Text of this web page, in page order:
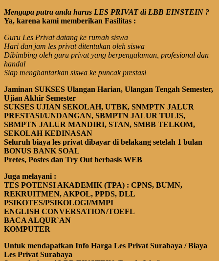
Mengapa putra anda harus LES PRIVAT di LBB EINSTEIN ?
Ya, karena kami memberikan Fasilitas :
Guru Les Privat datang ke rumah siswa
Hari dan jam les privat ditentukan oleh siswa
Dibimbing oleh guru privat yang berpengalaman, profesional dan
handal
Siap menghantarkan siswa ke puncak prestasi
Jaminan SUKSES Ulangan Harian, Ulangan Tengah Semester,
Ujian Akhir Semester
SUKSES UJIAN SEKOLAH, UTBK, SNMPTN JALUR
PRESTASI/UNDANGAN, SBMPTN JALUR TULIS,
SBMPTN JALUR MANDIRI, STAN, SMBB TELKOM,
SEKOLAH KEDINASAN
Seluruh biaya les privat dibayar di belakang setelah 1 bulan
BONUS BANK SOAL
Pretes, Postes dan Try Out berbasis WEB
Juga melayani :
TES POTENSI AKADEMIK (TPA) : CPNS, BUMN,
REKRUITMEN, AKPOL, PPDS, DLL
PSIKOTES/PSIKOLOGI/MMPI
ENGLISH CONVERSATION/TOEFL
BACA ALQUR`AN
KOMPUTER
Untuk mendapatkan Info Harga Les Privat Surabaya / Biaya
Les Privat Surabaya